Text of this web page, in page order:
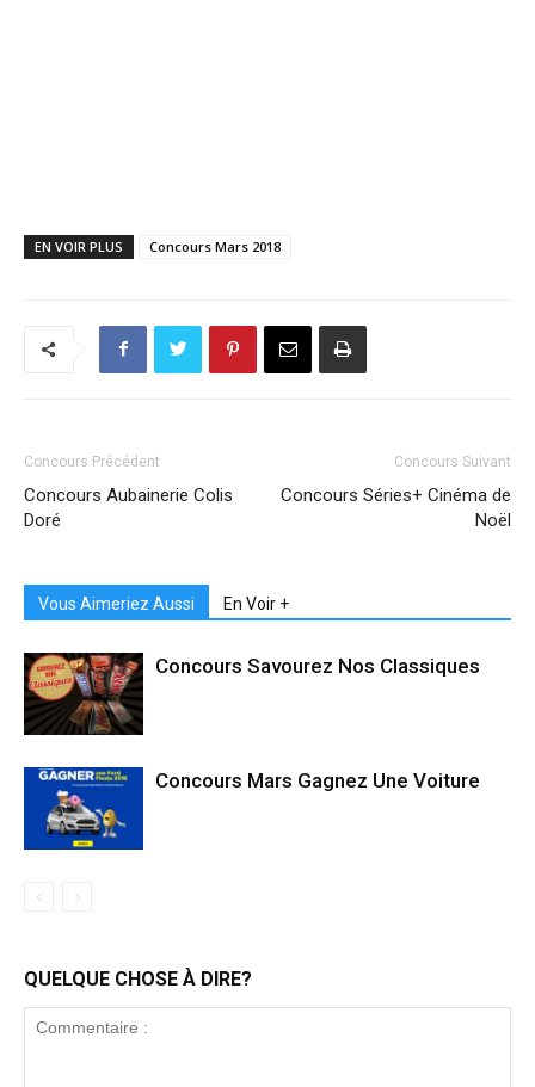
EN VOIR PLUS Concours Mars 2018
Concours Précédent
Concours Aubainerie Colis
Doré
Concours Suivant
Concours Séries+ Cinéma de
Noël
Vous Aimeriez Aussi En Voir +
Concours Savourez Nos Classiques
Concours Mars Gagnez Une Voiture
QUELQUE CHOSE À DIRE?